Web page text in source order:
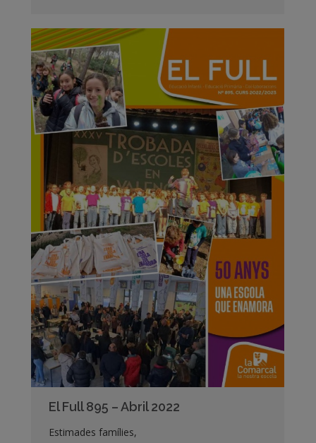
El Full 895 – Abril 2022
Estimades famílies,